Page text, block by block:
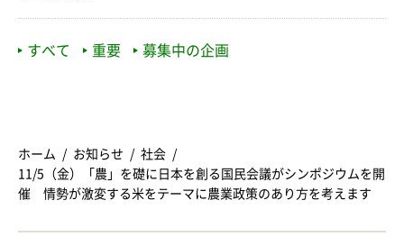
すべて 重要 募集中の企画
ホーム お知らせ
社会
11/5（金）「農」を礎に日本を創る国民会議がシンポジウムを開
催 情勢が激変する米をテーマに農業政策のあり方を考えます